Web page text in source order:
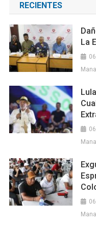
RECIENTES
La